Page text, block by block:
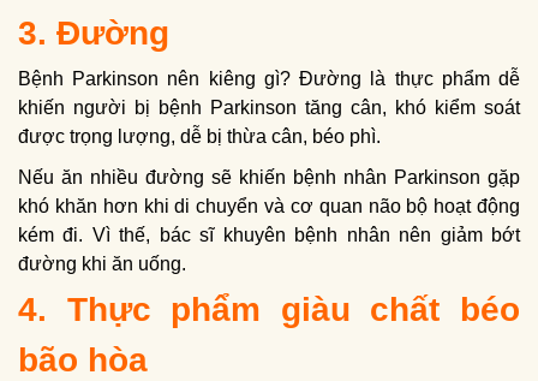
3. Đường
Bệnh Parkinson nên kiêng gì? Đường là thực phẩm dễ
khiến người bị bệnh Parkinson tăng cân, khó kiểm soát
được trọng lượng, dễ bị thừa cân, béo phì.
Nếu ăn nhiều đường sẽ khiến bệnh nhân Parkinson gặp
khó khăn hơn khi di chuyển và cơ quan não bộ hoạt động
kém đi. Vì thế, bác sĩ khuyên bệnh nhân nên giảm bớt
đường khi ăn uống.
4. Thực phẩm giàu chất béo
bão hòa